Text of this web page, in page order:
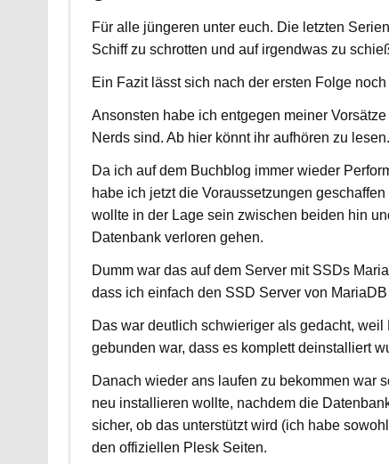
Für alle jüngeren unter euch. Die letzten
Schiff zu schrotten und auf irgendwas zu
Ein Fazit lässt sich nach der ersten Folge
Ansonsten habe ich entgegen meiner
Nerds sind. Ab hier könnt ihr aufhören zu
Da ich auf dem Buchblog immer wieder
habe ich jetzt die Voraussetzungen
wollte in der Lage sein zwischen beiden hin
Datenbank verloren gehen.
Dumm war das auf dem Server mit SSDs
dass ich einfach den SSD Server von
Das war deutlich schwieriger als gedacht,
gebunden war, dass es komplett deinstalliert
Danach wieder ans laufen zu bekommen war
neu installieren wollte, nachdem die
sicher, ob das unterstützt wird (ich habe
den offiziellen Plesk Seiten.